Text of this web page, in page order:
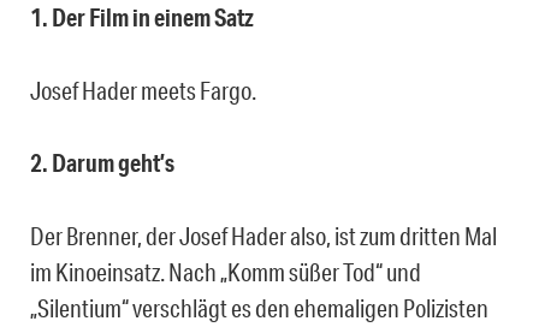
1. Der Film in einem Satz
Josef Hader meets Fargo.
2. Darum geht’s
Der Brenner, der Josef Hader also, ist zum dritten Mal
im Kinoeinsatz. Nach „Komm süßer Tod“ und
„Silentium“ verschlägt es den ehemaligen Polizisten